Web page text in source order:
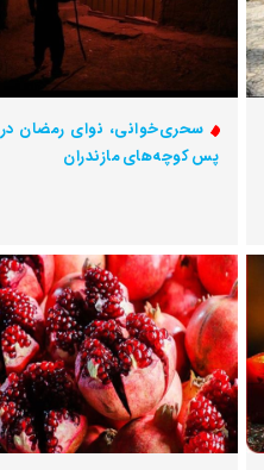
سحری‌خوانی، نوای رمضان
پس کوچه‌های مازندران